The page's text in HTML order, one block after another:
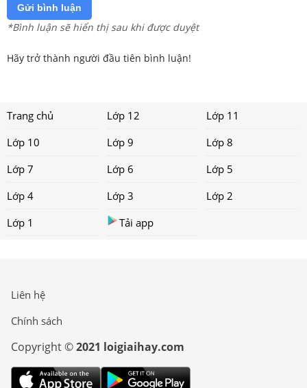
Gửi bình luận
*Bình luận sẽ hiển thị sau khi được duyệt
Hãy trở thành người đầu tiên bình luận!
Trang chủ Lớp 12
Lớp 11
Lớp 10
Lớp 9
Lớp 8
Lớp 7
Lớp 6
Lớp 5
Lớp 4
Lớp 3
Lớp 2
Lớp 1
Tải app
Liên hệ
Chính sách
Copyright ©2021 loigiaihay.com